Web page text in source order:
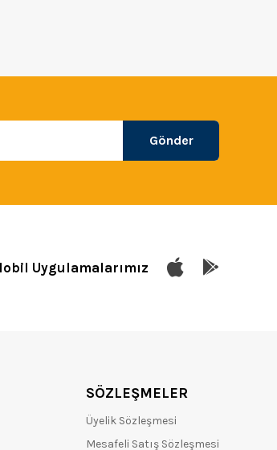
Gönder
Uygulamalarımız
SÖZLEŞMELER
Üyelik Sözleşmesi
Mesafeli Satış Sözleşmesi